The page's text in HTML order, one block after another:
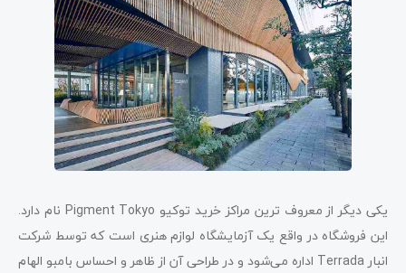
یکی دیگر از معروف ترین مراکز خرید توکیو Pigment Tokyo نام دارد.
این فروشگاه در واقع یک آزمایشگاه لوازم هنری است که توسط شرکت
انبار Terrada اداره می‌شود و در طراحی آن از ظاهر و احساس بامبو الهام